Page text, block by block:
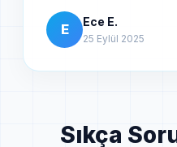
E Ece E.
25 Eylül 2025
Sıkça